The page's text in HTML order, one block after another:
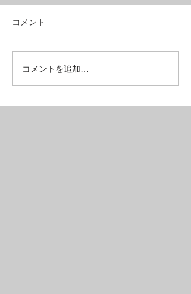
油圧ディスクブレーキ+９
速ギヤで５万円台の
コメント
コメントを追加…